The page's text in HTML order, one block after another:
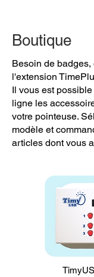
Boutique
Besoin de
l'extension
Il vous est
ligne les
votre pointeuse.
modèle et
articles dont vous